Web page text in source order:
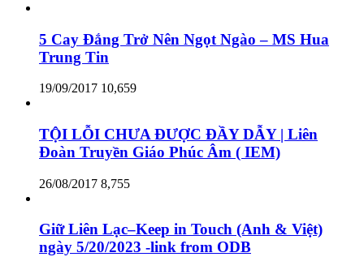
5 Cay Đắng Trở Nên Ngọt Ngào – MS Hua
Trung Tin
19/09/2017 10,659
TỘI LỖI CHƯA ĐƯỢC ĐẦY DẪY | Liên
Đoàn Truyền Giáo Phúc Âm ( IEM)
26/08/2017 8,755
Giữ Liên Lạc–Keep in Touch (Anh & Việt)
ngày 5/20/2023 -link from ODB